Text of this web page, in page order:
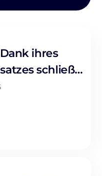
ihres
schließt
als